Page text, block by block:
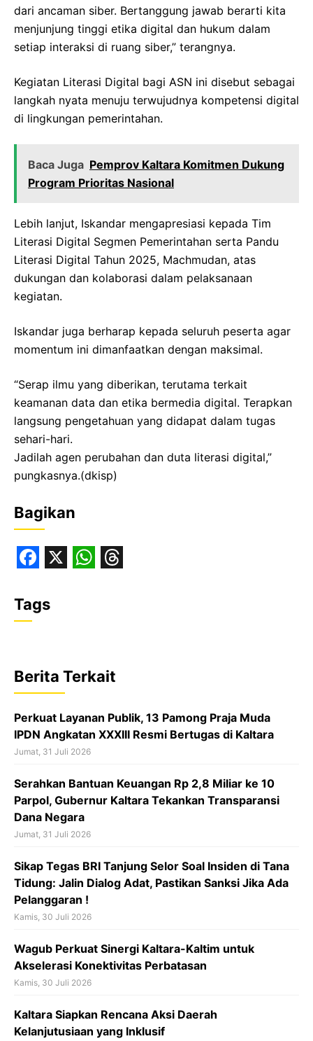
dari ancaman siber. Bertanggung jawab berarti kita
menjunjung tinggi etika digital dan hukum dalam
setiap interaksi di ruang siber,” terangnya.
Kegiatan Literasi Digital bagi ASN ini disebut sebagai
langkah nyata menuju terwujudnya kompetensi digital
di lingkungan pemerintahan.
Baca Juga Pemprov Kaltara Komitmen Dukung
Program Prioritas Nasional
Lebih lanjut, Iskandar mengapresiasi kepada Tim
Literasi Digital Segmen Pemerintahan serta Pandu
Literasi Digital Tahun 2025, Machmudan, atas
dukungan dan kolaborasi dalam pelaksanaan
kegiatan.
Iskandar juga berharap kepada seluruh peserta agar
momentum ini dimanfaatkan dengan maksimal.
“Serap ilmu yang diberikan, terutama terkait
keamanan data dan etika bermedia digital. Terapkan
langsung pengetahuan yang didapat dalam tugas
sehari-hari.
Jadilah agen perubahan dan duta literasi digital,”
pungkasnya.(dkisp)
Bagikan
a
c
b
o
o
k
s
A
p
p
a
d
s
Tags
Berita Terkait
Perkuat Layanan Publik, 13 Pamong Praja Muda
IPDN Angkatan XXXIII Resmi Bertugas di Kaltara
Jumat, 31 Juli 2026
Serahkan Bantuan Keuangan Rp 2,8 Miliar ke 10
Parpol, Gubernur Kaltara Tekankan Transparansi
Dana Negara
Jumat, 31 Juli 2026
Sikap Tegas BRI Tanjung Selor Soal Insiden di Tana
Tidung: Jalin Dialog Adat, Pastikan Sanksi Jika Ada
Pelanggaran !
Kamis, 30 Juli 2026
Wagub Perkuat Sinergi Kaltara-Kaltim untuk
Akselerasi Konektivitas Perbatasan
Kamis, 30 Juli 2026
Kaltara Siapkan Rencana Aksi Daerah
Kelanjutusiaan yang Inklusif